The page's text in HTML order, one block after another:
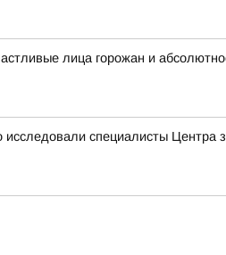
лица горожан и
специалисты Центра